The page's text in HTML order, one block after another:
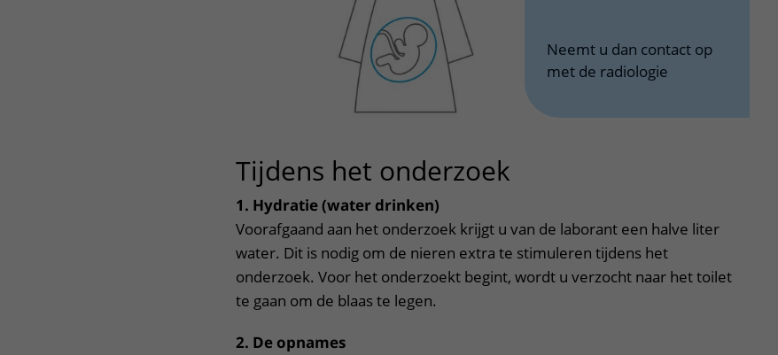
Neemt u dan contact op
met de radiologie
Tijdens het onderzoek
1. Hydratie (water drinken)
Voorafgaand aan het onderzoek krijgt u van de laborant een halve liter
water. Dit is nodig om de nieren extra te stimuleren tijdens het
onderzoek. Voor het onderzoekt begint, wordt u verzocht naar het toilet
te gaan om de blaas te legen.
2. De opnames